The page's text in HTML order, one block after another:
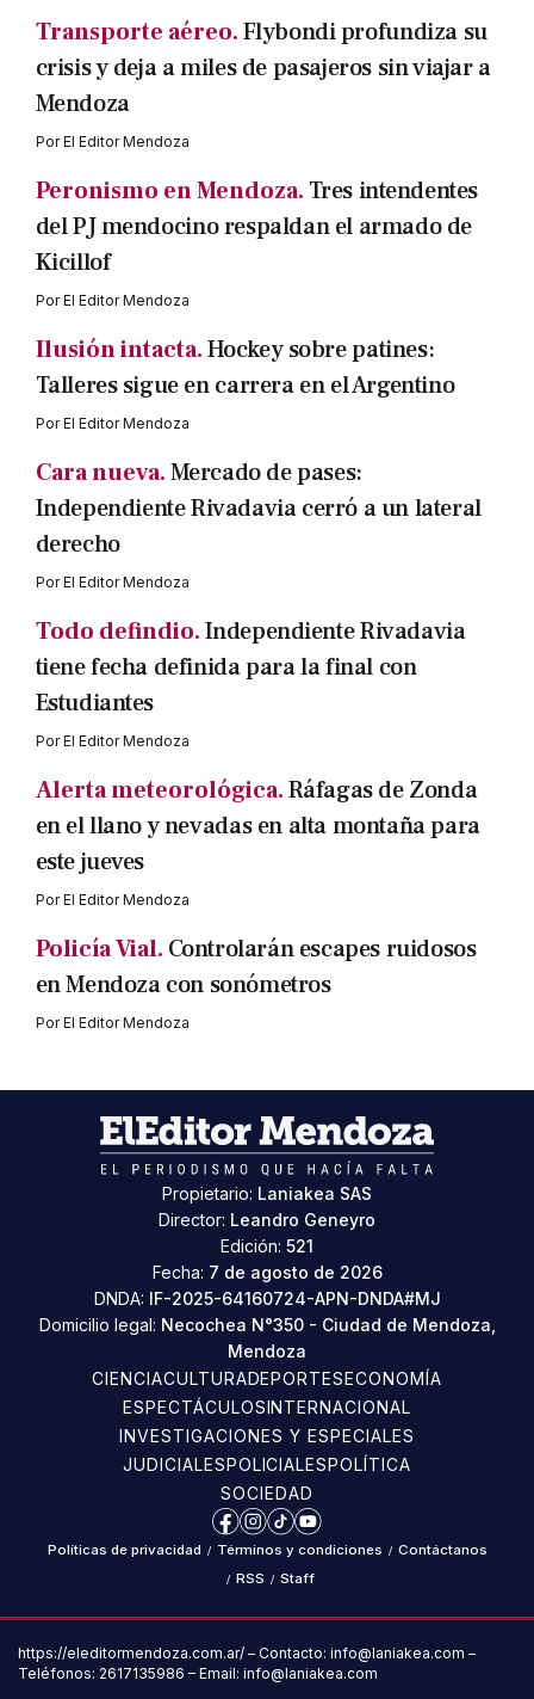
Transporte aéreo.Flybondi profundiza su
crisis y deja a miles de pasajeros sin viajar a
Mendoza
PorEl Editor Mendoza
Peronismo en Mendoza. Tres intendentes
del PJ mendocino respaldan el armado de
Kicillof
PorEl Editor Mendoza
Ilusión intacta.Hockey sobre patines:
Talleres sigue en carrera en el Argentino
PorEl Editor Mendoza
Cara nueva.Mercado de pases:
Independiente Rivadavia cerró a un lateral
derecho
PorEl Editor Mendoza
Todo defindio.Independiente Rivadavia
tiene fecha definida para la final con
Estudiantes
PorEl Editor Mendoza
Alerta meteorológica.Ráfagas de Zonda
en el llano y nevadas en alta montaña para
este jueves
PorEl Editor Mendoza
Policía Vial. Controlarán escapes ruidosos
en Mendoza con sonómetros
PorEl Editor Mendoza
Propietario: Laniakea SAS
Director: Leandro Geneyro
Edición: 521
Fecha: 7 de agosto de 2026
DNDA: IF-2025-64160724-APN-DNDA#MJ
Domicilio legal: Necochea N°350 - Ciudad de Mendoza,
Mendoza
CIENCIACULTURADEPORTESECONOMÍA
ESPECTÁCULOSINTERNACIONAL
INVESTIGACIONES Y ESPECIALES
JUDICIALESPOLICIALESPOLÍTICA
SOCIEDAD
Facebook
Instagram
TikTokYouTube
Políticas de privacidad / Términos y condiciones / Contáctanos
/ RSS / Staff
https://eleditormendoza.com.ar/ – Contacto: info@laniakea.com –
Teléfonos: 2617135986 – Email: info@laniakea.com